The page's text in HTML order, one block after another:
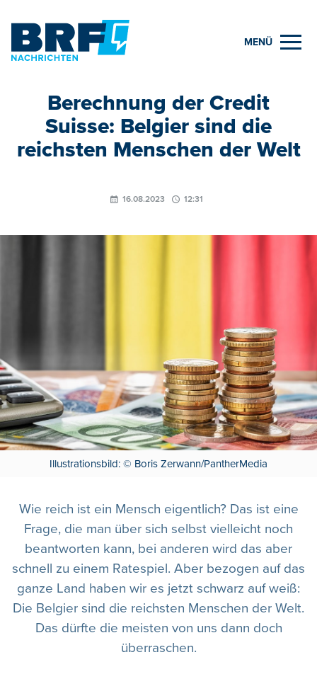
MENÜ
Berechnung der Credit
Suisse: Belgier sind die
reichsten Menschen der Welt
16.08.2023 12:31
Illustrationsbild: © Boris Zerwann/PantherMedia
Wie reich ist ein Mensch eigentlich? Das ist eine
Frage, die man über sich selbst vielleicht noch
beantworten kann, bei anderen wird das aber
schnell zu einem Ratespiel. Aber bezogen auf das
ganze Land haben wir es jetzt schwarz auf weiß:
Die Belgier sind die reichsten Menschen der Welt.
Das dürfte die meisten von uns dann doch
überraschen.